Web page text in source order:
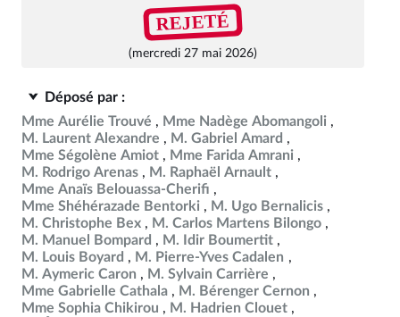
REJETÉ
(mercredi 27 mai 2026)
Déposé par :
Mme Aurélie Trouvé
Mme Nadège Abomangoli
M. Laurent Alexandre
M. Gabriel Amard
Mme Ségolène Amiot
Mme Farida Amrani
M. Rodrigo Arenas
M. Raphaël Arnault
Mme Anaïs Belouassa-Cherifi
Mme Shéhérazade Bentorki
M. Ugo Bernalicis
M. Christophe Bex
M. Carlos Martens Bilongo
M. Manuel Bompard
M. Idir Boumertit
M. Louis Boyard
M. Pierre-Yves Cadalen
M. Aymeric Caron
M. Sylvain Carrière
Mme Gabrielle Cathala
M. Bérenger Cernon
Mme Sophia Chikirou
M. Hadrien Clouet